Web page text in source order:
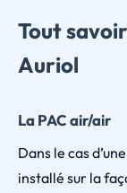
Tout
Auriol
La PAC air/air
Dans le cas
installé sur la